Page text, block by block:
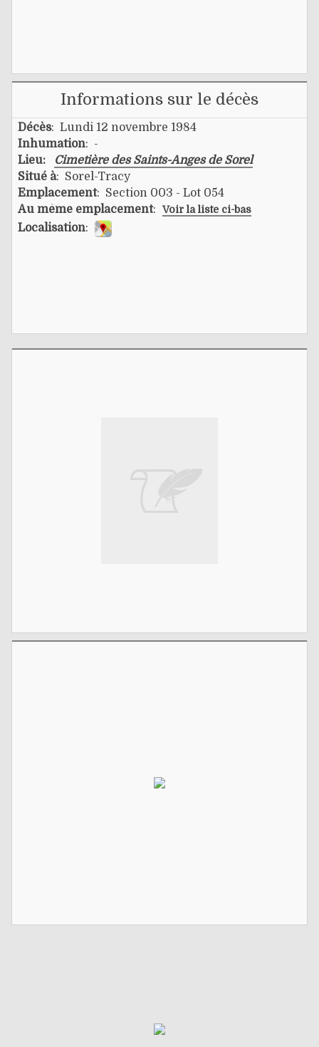
Informations sur le décès
Décès: Lundi 12 novembre 1984
Inhumation: -
Lieu:
Cimetière des Saints-Anges de Sorel
Situé à: Sorel-Tracy
Emplacement: Section 003 - Lot 054
Au même emplacement: Voir la liste ci-bas
Localisation: